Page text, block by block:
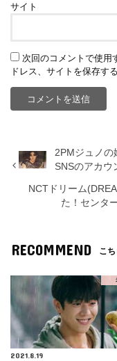
サイト
次回のコメントで使用
ドレス、サイトを保存する
2PMジュノの
SNSのアカウ
NCTドリーム
た！センタ
RECOMMEND こ
2021.8.19